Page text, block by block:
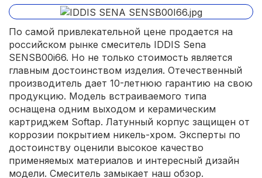
По самой привлекательной цене продается на
российском рынке смеситель IDDIS Sena
SENSB00i66. Но не только стоимость является
главным достоинством изделия. Отечественный
производитель дает 10-летнюю гарантию на свою
продукцию. Модель встраиваемого типа
оснащена одним выходом и керамическим
картриджем Softap. Латунный корпус защищен от
коррозии покрытием никель-хром. Эксперты по
достоинству оценили высокое качество
применяемых материалов и интересный дизайн
модели. Смеситель замыкает наш обзор.